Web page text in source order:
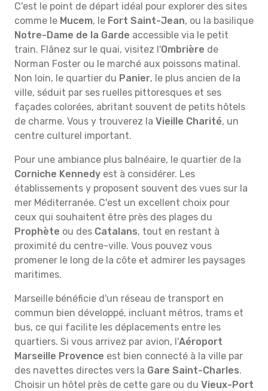
C'est le point de départ idéal pour explorer des sites
comme le Mucem, le Fort Saint-Jean, ou la basilique
Notre-Dame de la Garde accessible via le petit
train. Flânez sur le quai, visitez l'Ombrière de
Norman Foster ou le marché aux poissons matinal.
Non loin, le quartier du Panier, le plus ancien de la
ville, séduit par ses ruelles pittoresques et ses
façades colorées, abritant souvent de petits hôtels
de charme. Vous y trouverez la Vieille Charité, un
centre culturel important.
Pour une ambiance plus balnéaire, le quartier de la
Corniche Kennedy est à considérer. Les
établissements y proposent souvent des vues sur la
mer Méditerranée. C'est un excellent choix pour
ceux qui souhaitent être près des plages du
Prophète ou des Catalans, tout en restant à
proximité du centre-ville. Vous pouvez vous
promener le long de la côte et admirer les paysages
maritimes.
Marseille bénéficie d'un réseau de transport en
commun bien développé, incluant métros, trams et
bus, ce qui facilite les déplacements entre les
quartiers. Si vous arrivez par avion, l'Aéroport
Marseille Provence est bien connecté à la ville par
des navettes directes vers la Gare Saint-Charles.
Choisir un hôtel près de cette gare ou du Vieux-Port